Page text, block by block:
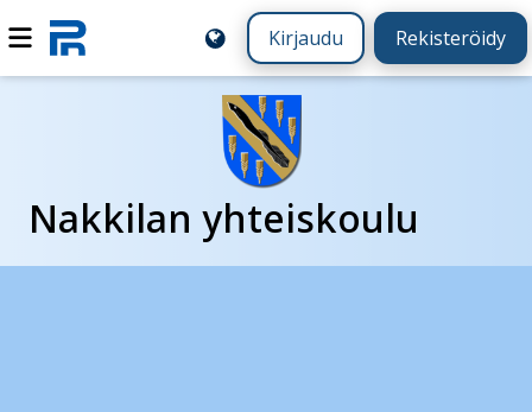
Kirjaudu Rekisteröidy
Nakkilan yhteiskoulu